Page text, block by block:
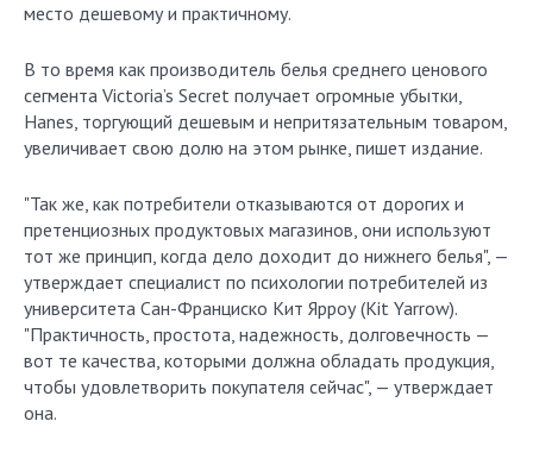
место дешевому и практичному.
В то время как производитель белья среднего ценового
сегмента Victoria’s Secret получает огромные убытки,
Hanes, торгующий дешевым и непритязательным товаром,
увеличивает свою долю на этом рынке, пишет издание.
"Так же, как потребители отказываются от дорогих и
претенциозных продуктовых магазинов, они используют
тот же принцип, когда дело доходит до нижнего белья", —
утверждает специалист по психологии потребителей из
университета Сан-Франциско Кит Ярроу (Kit Yarrow).
"Практичность, простота, надежность, долговечность —
вот те качества, которыми должна обладать продукция,
чтобы удовлетворить покупателя сейчас", — утверждает
она.